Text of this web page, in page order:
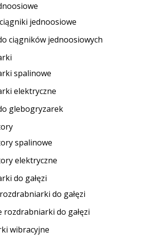
jednoosiowe
ciągników jednoosiowych
spalinowe
elektryczne
glebogryzarek
spalinowe
elektryczne
do gałęzi
do gałęzi
rozdrabniarki do gałęzi
wibracyjne